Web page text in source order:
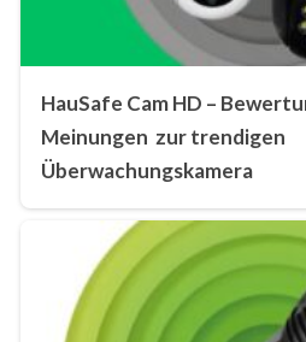
HauSafe Cam HD –
Meinungen zur trendigen
Überwachungskamera